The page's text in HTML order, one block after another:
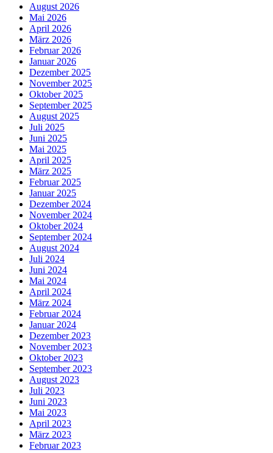
August 2026
Mai 2026
April 2026
März 2026
Februar 2026
Januar 2026
Dezember 2025
November 2025
Oktober 2025
September 2025
August 2025
Juli 2025
Juni 2025
Mai 2025
April 2025
März 2025
Februar 2025
Januar 2025
Dezember 2024
November 2024
Oktober 2024
September 2024
August 2024
Juli 2024
Juni 2024
Mai 2024
April 2024
März 2024
Februar 2024
Januar 2024
Dezember 2023
November 2023
Oktober 2023
September 2023
August 2023
Juli 2023
Juni 2023
Mai 2023
April 2023
März 2023
Februar 2023